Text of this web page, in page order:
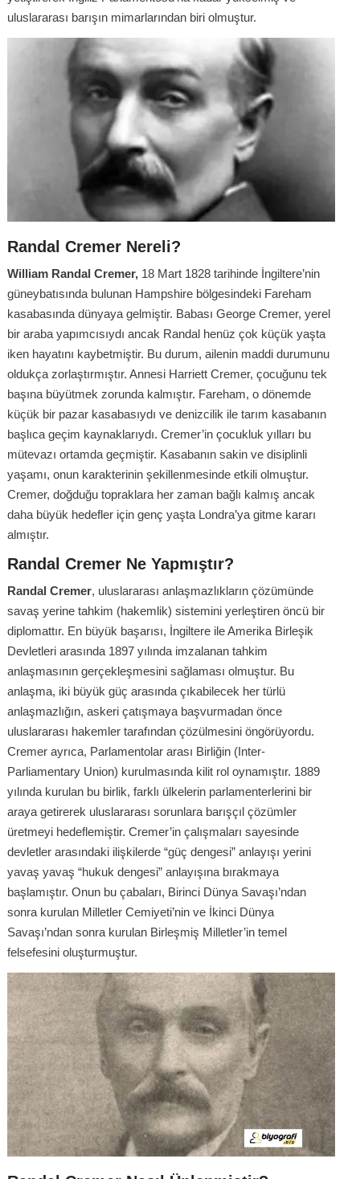
uluslararası barışın mimarlarından biri olmuştur.
Randal Cremer Nereli?
William Randal Cremer, 18 Mart 1828 tarihinde İngiltere’nin
güneybatısında bulunan Hampshire bölgesindeki Fareham
kasabasında dünyaya gelmiştir. Babası George Cremer, yerel
bir araba yapımcısıydı ancak Randal henüz çok küçük yaşta
iken hayatını kaybetmiştir. Bu durum, ailenin maddi durumunu
oldukça zorlaştırmıştır. Annesi Harriett Cremer, çocuğunu tek
başına büyütmek zorunda kalmıştır. Fareham, o dönemde
küçük bir pazar kasabasıydı ve denizcilik ile tarım kasabanın
başlıca geçim kaynaklarıydı. Cremer’in çocukluk yılları bu
mütevazı ortamda geçmiştir. Kasabanın sakin ve disiplinli
yaşamı, onun karakterinin şekillenmesinde etkili olmuştur.
Cremer, doğduğu topraklara her zaman bağlı kalmış ancak
daha büyük hedefler için genç yaşta Londra’ya gitme kararı
almıştır.
Randal Cremer Ne Yapmıştır?
Randal Cremer, uluslararası anlaşmazlıkların çözümünde
savaş yerine tahkim (hakemlik) sistemini yerleştiren öncü bir
diplomattır. En büyük başarısı, İngiltere ile Amerika Birleşik
Devletleri arasında 1897 yılında imzalanan tahkim
anlaşmasının gerçekleşmesini sağlaması olmuştur. Bu
anlaşma, iki büyük güç arasında çıkabilecek her türlü
anlaşmazlığın, askeri çatışmaya başvurmadan önce
uluslararası hakemler tarafından çözülmesini öngörüyordu.
Cremer ayrıca, Parlamentolar arası Birliğin (Inter-
Parliamentary Union) kurulmasında kilit rol oynamıştır. 1889
yılında kurulan bu birlik, farklı ülkelerin parlamenterlerini bir
araya getirerek uluslararası sorunlara barışçıl çözümler
üretmeyi hedeflemiştir. Cremer’in çalışmaları sayesinde
devletler arasındaki ilişkilerde “güç dengesi” anlayışı yerini
yavaş yavaş “hukuk dengesi” anlayışına bırakmaya
başlamıştır. Onun bu çabaları, Birinci Dünya Savaşı’ndan
sonra kurulan Milletler Cemiyeti’nin ve İkinci Dünya
Savaşı’ndan sonra kurulan Birleşmiş Milletler’in temel
felsefesini oluşturmuştur.